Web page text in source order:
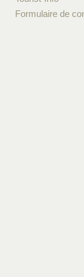
Formulaire de